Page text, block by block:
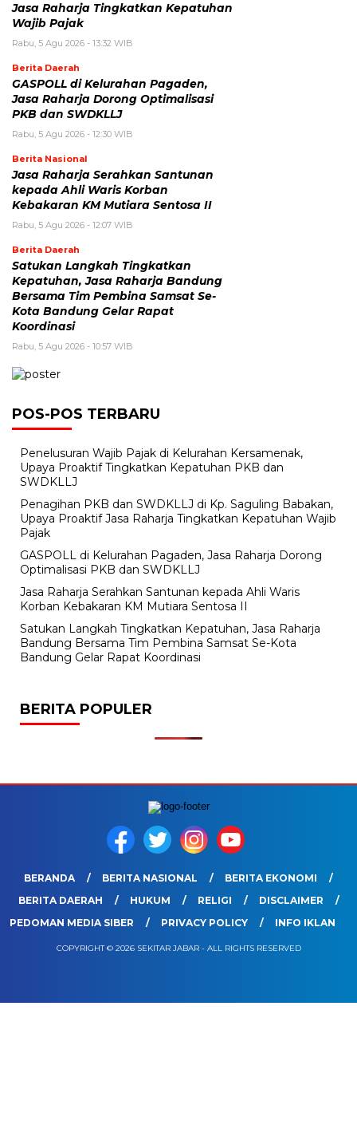
Jasa Raharja Tingkatkan Kepatuhan
Wajib Pajak
Rabu, 5 Agu 2026 - 13:32 WIB
Berita Daerah
GASPOLL di Kelurahan Pagaden,
Jasa Raharja Dorong Optimalisasi
PKB dan SWDKLLJ
Rabu, 5 Agu 2026 - 12:30 WIB
Berita Nasional
Jasa Raharja Serahkan Santunan
kepada Ahli Waris Korban
Kebakaran KM Mutiara Sentosa II
Rabu, 5 Agu 2026 - 12:07 WIB
Berita Daerah
Satukan Langkah Tingkatkan
Kepatuhan, Jasa Raharja Bandung
Bersama Tim Pembina Samsat Se-
Kota Bandung Gelar Rapat
Koordinasi
Rabu, 5 Agu 2026 - 10:57 WIB
POS-POS TERBARU
Penelusuran Wajib Pajak di Kelurahan Kersamenak,
Upaya Proaktif Tingkatkan Kepatuhan PKB dan
SWDKLLJ
Penagihan PKB dan SWDKLLJ di Kp. Saguling Babakan,
Upaya Proaktif Jasa Raharja Tingkatkan Kepatuhan Wajib
Pajak
GASPOLL di Kelurahan Pagaden, Jasa Raharja Dorong
Optimalisasi PKB dan SWDKLLJ
Jasa Raharja Serahkan Santunan kepada Ahli Waris
Korban Kebakaran KM Mutiara Sentosa II
Satukan Langkah Tingkatkan Kepatuhan, Jasa Raharja
Bandung Bersama Tim Pembina Samsat Se-Kota
Bandung Gelar Rapat Koordinasi
BERITA POPULER
BERANDA BERITA NASIONAL
BERITA EKONOMI
BERITA DAERAH
HUKUM RELIGI
DISCLAIMER
PEDOMAN MEDIA SIBER
PRIVACY POLICY INFO IKLAN
COPYRIGHT © 2026 SEKITAR JABAR - ALL RIGHTS RESERVED